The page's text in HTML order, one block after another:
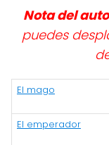
Nota del
puedes
El mago
El emperador